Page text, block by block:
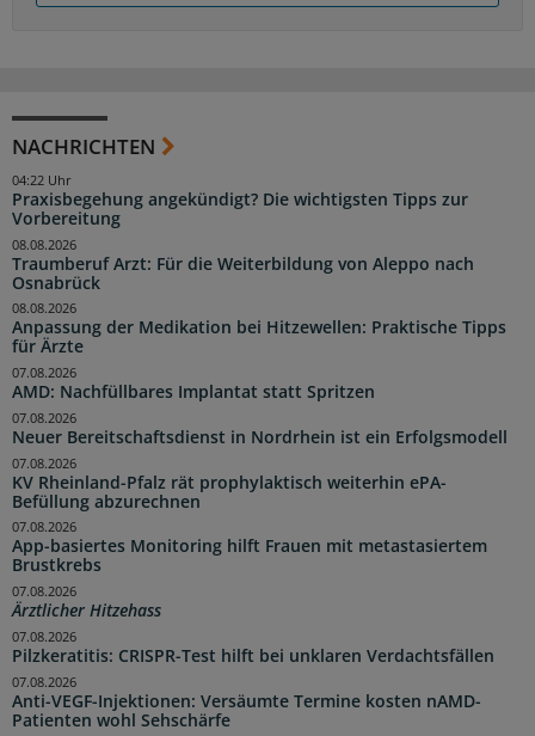
NACHRICHTEN
Praxisbegehung angekündigt? Die wichtigsten Tipps zur
Vorbereitung
04:22 Uhr
Traumberuf Arzt: Für die Weiterbildung von Aleppo nach
Osnabrück
08.08.2026
Anpassung der Medikation bei Hitzewellen: Praktische Tipps
für Ärzte
08.08.2026
AMD: Nachfüllbares Implantat statt Spritzen
07.08.2026
Neuer Bereitschaftsdienst in Nordrhein ist ein Erfolgsmodell
07.08.2026
KV Rheinland-Pfalz rät prophylaktisch weiterhin ePA-
Befüllung abzurechnen
07.08.2026
App-basiertes Monitoring hilft Frauen mit metastasiertem
Brustkrebs
07.08.2026
Ärztlicher Hitzehass
07.08.2026
Pilzkeratitis: CRISPR-Test hilft bei unklaren Verdachtsfällen
07.08.2026
Anti-VEGF-Injektionen: Versäumte Termine kosten nAMD-
Patienten wohl Sehschärfe
07.08.2026